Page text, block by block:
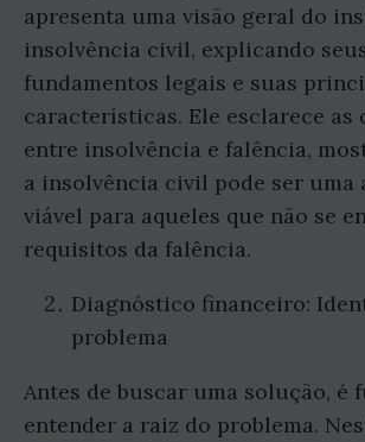
apresenta uma visão geral do
insolvência civil, explicando
fundamentos legais e suas
características. Ele esclarece as
entre insolvência e falência,
a insolvência civil pode ser uma
viável para aqueles que não se
requisitos da falência.
Diagnóstico financeiro:
problema
Antes de buscar uma solução, é
entender a raiz do problema.